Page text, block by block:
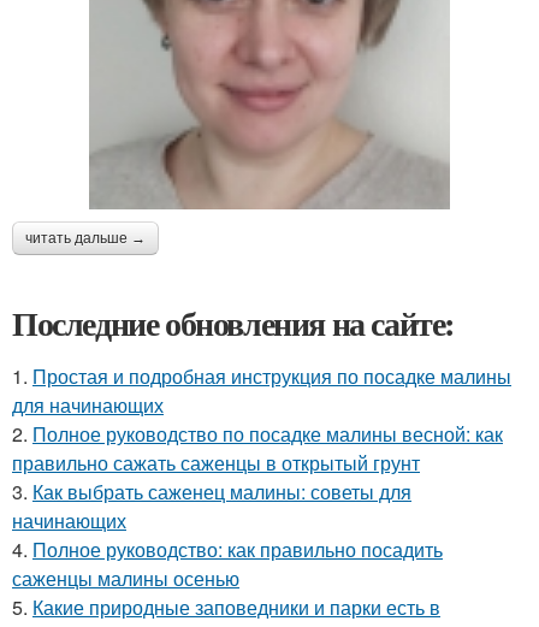
читать дальше →
Последние обновления на сайте:
1. Простая и подробная инструкция по посадке малины
для начинающих
2. Полное руководство по посадке малины весной: как
правильно сажать саженцы в открытый грунт
3. Как выбрать саженец малины: советы для
начинающих
4. Полное руководство: как правильно посадить
саженцы малины осенью
5. Какие природные заповедники и парки есть в